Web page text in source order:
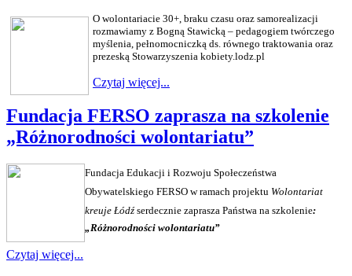
O wolontariacie 30+, braku czasu oraz samorealizacji
rozmawiamy z Bogną Stawicką – pedagogiem twórczego
myślenia, pełnomocniczką ds. równego traktowania oraz
prezeską Stowarzyszenia kobiety.lodz.pl
Czytaj więcej...
Fundacja FERSO zaprasza na szkolenie
„Różnorodności wolontariatu”
Fundacja Edukacji i Rozwoju Społeczeństwa
Obywatelskiego FERSO w ramach projektu Wolontariat
kreuje Łódźserdecznie zaprasza Państwa na szkolenie:
„Różnorodności wolontariatu”
Czytaj więcej...